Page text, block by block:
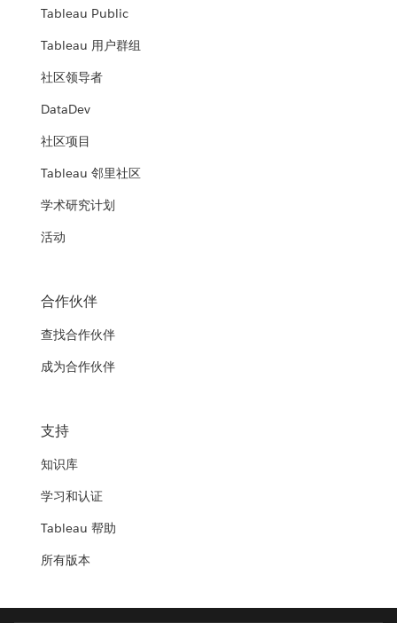
Tableau Public
Tableau 用户群组
社区领导者
DataDev
社区项目
Tableau 邻里社区
学术研究计划
活动
合作伙伴
查找合作伙伴
成为合作伙伴
支持
知识库
学习和认证
Tableau 帮助
所有版本